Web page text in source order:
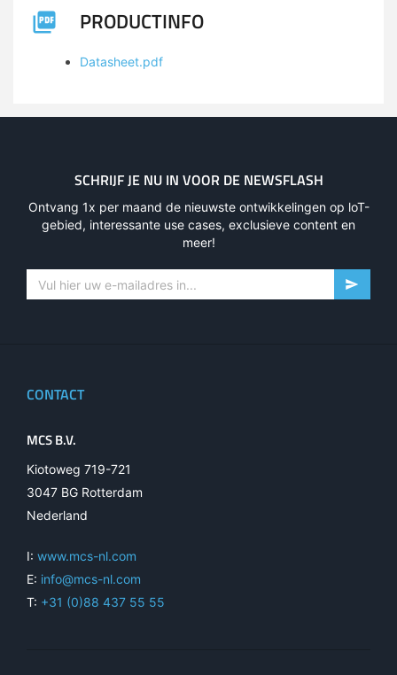
PRODUCTINFO
Datasheet.pdf
SCHRIJF JE NU IN VOOR DE NEWSFLASH
Ontvang 1x per maand de nieuwste ontwikkelingen op loT-
gebied, interessante use cases, exclusieve content en
meer!
CONTACT
MCS B.V.
Kiotoweg 719-721
3047 BG Rotterdam
Nederland
I: www.mcs-nl.com
E: info@mcs-nl.com
T: +31 (0)88 437 55 55